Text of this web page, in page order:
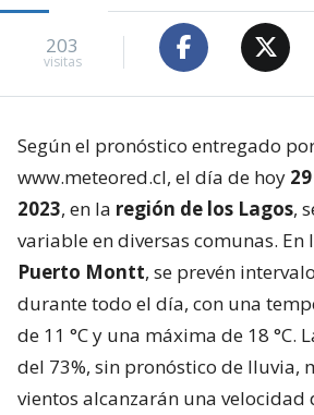
203
visitas
Según el pronóstico entregado
www.meteored.cl, el día de hoy
2023, en la región de los Lagos,
variable en diversas comunas. En
Puerto Montt, se prevén
durante todo el día, con una
de 11 °C y una máxima de 18 °C.
del 73%, sin pronóstico de lluvia,
vientos alcanzarán una velocidad